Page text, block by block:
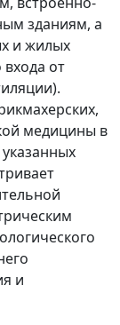
зданиям, а
и жилых
от
медицины в
и